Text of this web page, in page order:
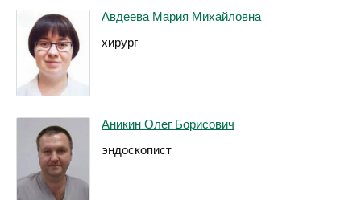
Авдеева Мария Михайловна
хирург
Аникин Олег Борисович
эндоскопист